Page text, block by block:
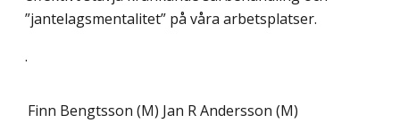
”jantelagsmentalitet” på våra arbetsplatser.
.
Finn Bengtsson (M) Jan R Andersson (M)